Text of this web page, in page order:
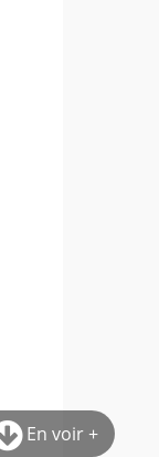
En voir +